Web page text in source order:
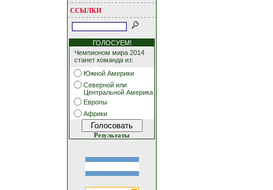
ССЫЛКИ
ГОЛОСУЕМ!
Чемпионом мира 2014
станет команда из:
Южной Америки
Северной или
Центральной Америка
Европы
Африки
Результаты